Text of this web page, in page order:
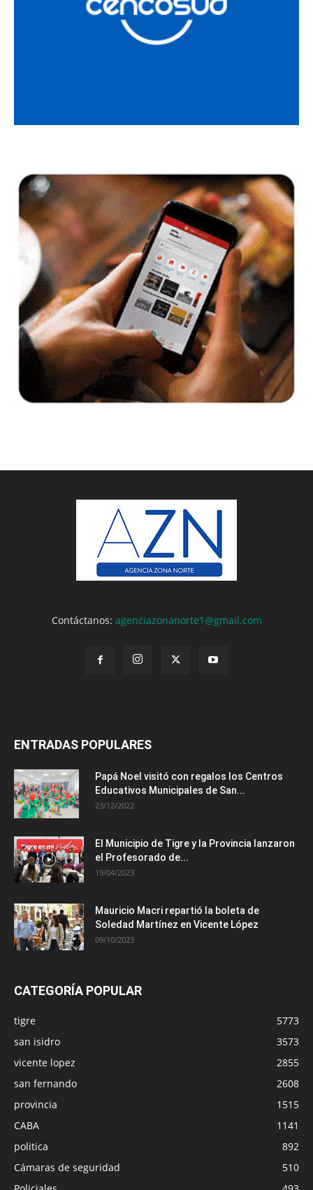
Contáctanos: agenciazonanorte1@gmail.com
ENTRADAS POPULARES
Papá Noel visitó con regalos los Centros
Educativos Municipales de San...
23/12/2022
El Municipio de Tigre y la Provincia lanzaron
el Profesorado de...
19/04/2023
Mauricio Macri repartió la boleta de
Soledad Martínez en Vicente López
09/10/2023
CATEGORÍA POPULAR
tigre
5773
san isidro
3573
vicente lopez
2855
san fernando
2608
provincia
1515
CABA
1141
politica
892
Cámaras de seguridad
510